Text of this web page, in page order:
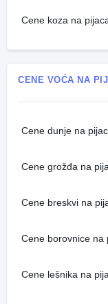
Cene koza na
CENE VOĆA NA
Cene dunje na
Cene grožđa na
Cene breskvi na
Cene borovnice na
Cene lešnika na